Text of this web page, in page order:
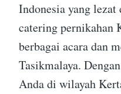
Indonesia yang lezat
catering pernikahan
berbagai acara dan
Tasikmalaya.
Anda di wilayah